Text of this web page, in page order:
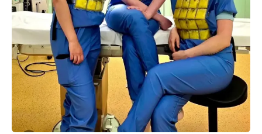
Kühlwesten
bieten eine effektive, benutzerfreundliche
und einfach zu implementierende Lösung für das
Gesundheitswesen. Indem sie die thermische Belastung
reduzieren, helfen sie dem medizinischen Personal, sich
wohl zu fühlen, aufmerksam und konzentriert zu bleiben -
und gewährleisten so höchste Pflege- und
Sicherheitsstandards, selbst bei den anspruchsvollsten
Verfahren.